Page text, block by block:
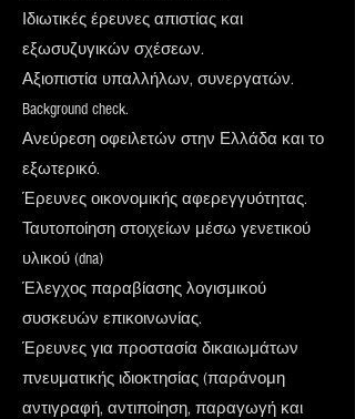
Ιδιωτικές έρευνες απιστίας και
εξωσυζυγικών σχέσεων.
Αξιοπιστία υπαλλήλων, συνεργατών.
Background check.
Ανεύρεση οφειλετών στην Ελλάδα και το
εξωτερικό.
Έρευνες οικονομικής αφερεγγυότητας.
Ταυτοποίηση στοιχείων μέσω γενετικού
υλικού (dna)
Έλεγχος παραβίασης λογισμικού
συσκευών επικοινωνίας.
Έρευνες για προστασία δικαιωμάτων
πνευματικής ιδιοκτησίας (παράνομη
αντιγραφή, αντιποίηση, παραγωγή και